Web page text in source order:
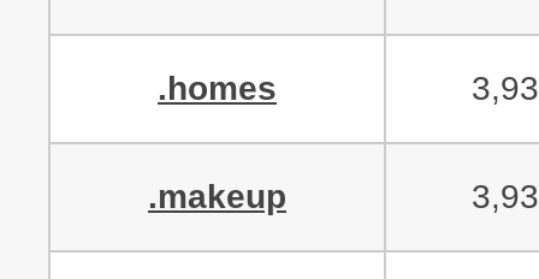
.homes
.makeup